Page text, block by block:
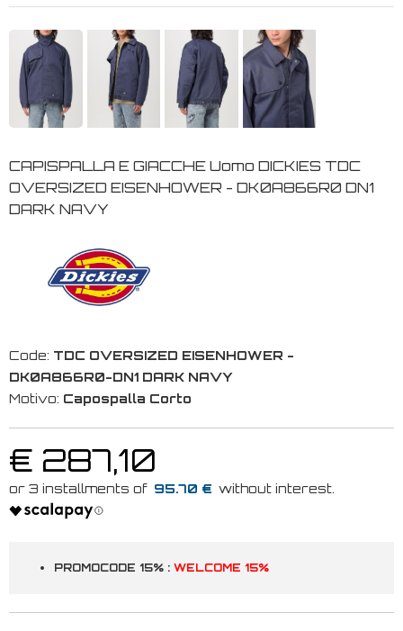
CAPISPALLA E GIACCHE Uomo DICKIES TDC
OVERSIZED EISENHOWER - DK0A866R0 DN1
DARK NAVY
Code: TDC OVERSIZED EISENHOWER -
DK0A866R0-DN1 DARK NAVY
Motivo: Capospalla Corto
€ 287,10
95.70 €
PROMOCODE 15% : WELCOME 15%